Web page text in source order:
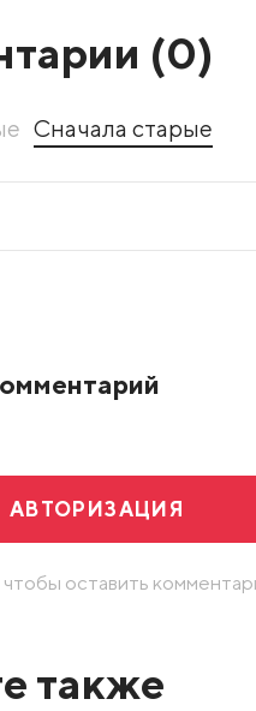
(0)
Сначала старые
АВТОРИЗАЦИЯ
оставить
также